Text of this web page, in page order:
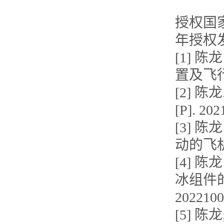
授权国
年授权
[1] 陈
置及飞
[2] 陈
[P].
[3] 陈
动的飞
[4] 陈
冰组件
[5] 陈